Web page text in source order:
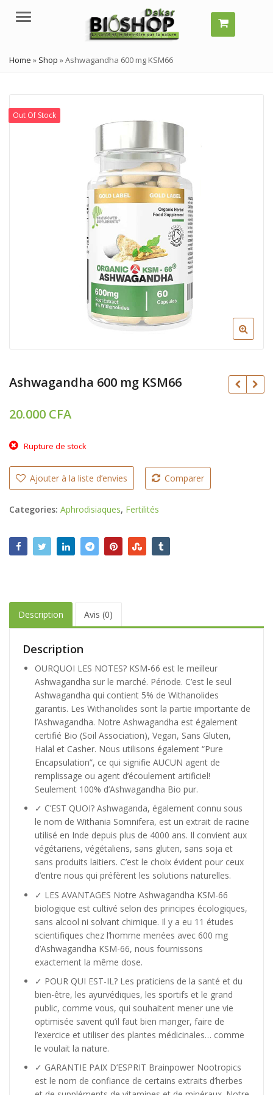
Menu
Home » Shop »Ashwagandha 600 mg KSM66
Out Of Stock
Ashwagandha 600 mg KSM66
20.000 CFA
Rupture de stock
Ajouter à la liste d’envies Comparer
Categories: Aphrodisiaques, Fertilités
Description Avis (0)
Description
OURQUOI LES NOTES? KSM-66 est le meilleur
Ashwagandha sur le marché. Période. C’est le seul
Ashwagandha qui contient 5% de Withanolides
garantis. Les Withanolides sont la partie importante de
l’Ashwagandha. Notre Ashwagandha est également
certifié Bio (Soil Association), Vegan, Sans Gluten,
Halal et Casher. Nous utilisons également “Pure
Encapsulation”, ce qui signifie AUCUN agent de
remplissage ou agent d’écoulement artificiel!
Seulement 100% d’Ashwagandha Bio pur.
✓ C’EST QUOI? Ashwaganda, également connu sous
le nom de Withania Somnifera, est un extrait de racine
utilisé en Inde depuis plus de 4000 ans. Il convient aux
végétariens, végétaliens, sans gluten, sans soja et
sans produits laitiers. C’est le choix évident pour ceux
d’entre nous qui préfèrent les solutions naturelles.
✓ LES AVANTAGES Notre Ashwagandha KSM-66
biologique est cultivé selon des principes écologiques,
sans alcool ni solvant chimique. Il y a eu 11 études
scientifiques chez l’homme menées avec 600 mg
d’Ashwagandha KSM-66, nous fournissons
exactement la même dose.
✓ POUR QUI EST-IL? Les praticiens de la santé et du
bien-être, les ayurvédiques, les sportifs et le grand
public, comme vous, qui souhaitent mener une vie
optimisée savent qu’il faut bien manger, faire de
l’exercice et utiliser des plantes médicinales… comme
le voulait la nature.
✓ GARANTIE PAIX D’ESPRIT Brainpower Nootropics
est le nom de confiance de certains extraits d’herbes